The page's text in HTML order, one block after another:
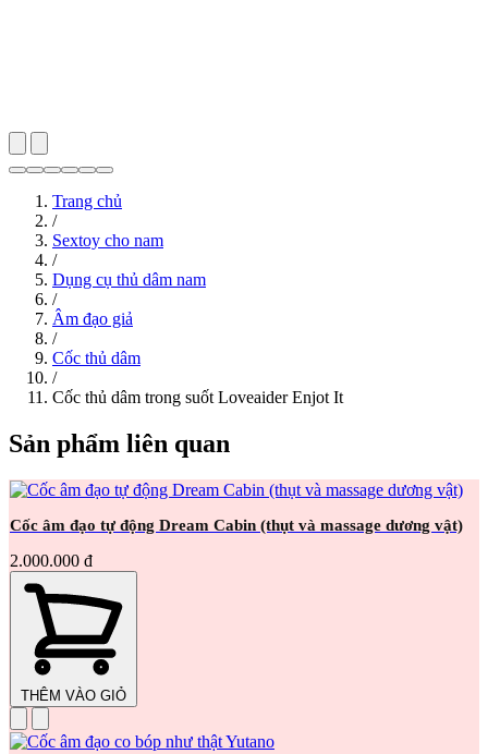
Trang chủ
/
Sextoy cho nam
/
Dụng cụ thủ dâm nam
/
Âm đạo giả
/
Cốc thủ dâm
/
Cốc thủ dâm trong suốt Loveaider Enjot It
Sản phẩm liên quan
Cốc âm đạo tự động Dream Cabin (thụt và massage dương vật)
2.000.000 đ
THÊM VÀO GIỎ